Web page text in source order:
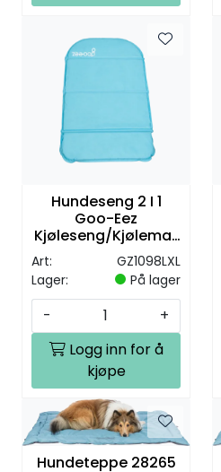
Hundeseng 2 I 1
Goo-Eez
Kjøleseng/Kjølemat
te L/XL
Art:
GZ1098LXL
Lager:
På lager
-
+
Logg inn for å
kjøpe
Hundeteppe 28265